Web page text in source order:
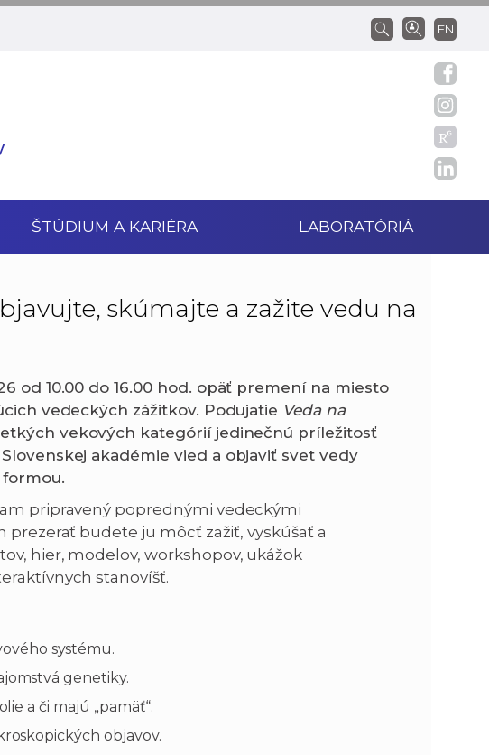
EN
ŠTÚDIUM A KARIÉRA LABORATÓRIÁ
skúmajte a zažite vedu na
od 10.00 do 16.00 hod. opäť premení na miesto
vedeckých zážitkov. Podujatie Veda na
vekových kategórií jedinečnú príležitosť
akadémie vied a objaviť svet vedy
pripravený poprednými vedeckými
prezerať budete ju môcť zažiť, vyskúšať a
hier, modelov, workshopov, ukážok
stanovíšť.
systému.
genetiky.
a či majú „pamäť“.
objavov.